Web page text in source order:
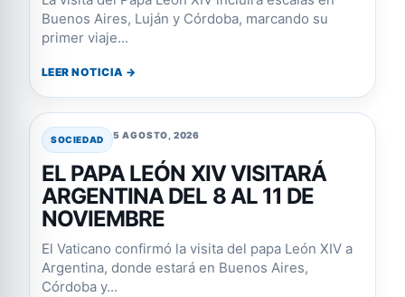
Buenos Aires, Luján y Córdoba, marcando su
primer viaje...
LEER NOTICIA →
SOCIEDAD 5 AGOSTO, 2026
EL PAPA LEÓN XIV VISITARÁ
ARGENTINA DEL 8 AL 11 DE
NOVIEMBRE
El Vaticano confirmó la visita del papa León XIV a
Argentina, donde estará en Buenos Aires,
Córdoba y...